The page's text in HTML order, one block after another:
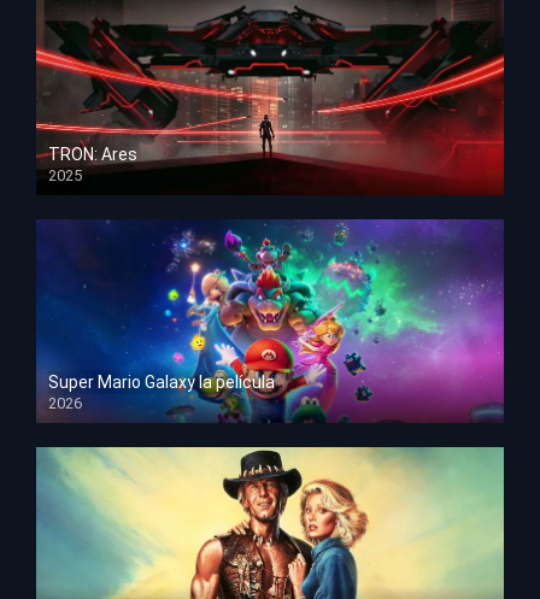
TRON: Ares
2025
HD 1080p
Super Mario Galaxy la película
2026
HD 1080p